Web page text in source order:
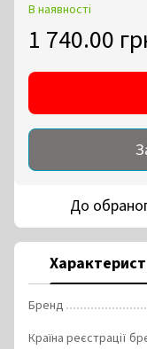
В наявності
1 740.00
До
Бренд
Країна реєстрації